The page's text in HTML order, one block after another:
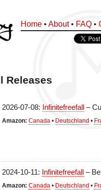
Home • About• FAQ •
Releases
2026-07-08: Infinitefreefall –
Amazon: Canada • Deutschland •
2024-10-11: Infinitefreefall –
Amazon: Canada • Deutschland •